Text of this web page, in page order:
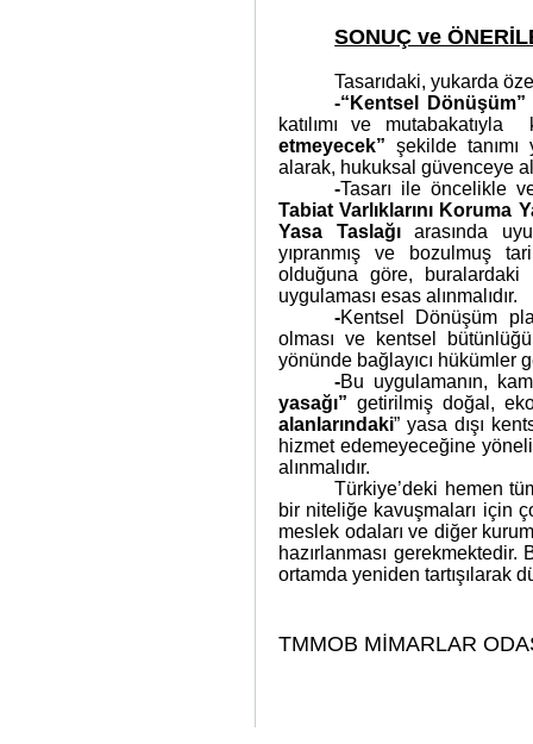
SONUÇ ve
Tasarıdaki, yukarda
-“Kentsel Dönüşüm”
katılımı ve mutabakatıyla
etmeyecek” şekilde tanımı
alarak, hukuksal güvenceye
-Tasarı ile öncelikle
Tabiat Varlıklarını Koruma
Yasa Taslağıarasında
yıpranmış ve bozulmuş
olduğuna göre, buralardaki
uygulaması esas alınmalıdır.
-Kentsel Dönüşüm
olması ve kentsel
yönünde bağlayıcı hükümler
-Bu uygulamanın,
yasağı” getirilmiş doğal,
alanlarındaki” yasa dışı
hizmet edemeyeceğine
alınmalıdır.
Türkiye’deki hemen
bir niteliğe kavuşmaları için
meslek odaları ve diğer
hazırlanması gerekmektedir.
ortamda yeniden tartışılarak
TMMOB MİMARLAR